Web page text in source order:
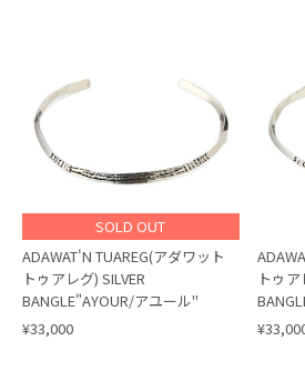
SOLD OUT
ADAWAT'N TUAREG(アダワット
トゥアレグ) SILVER
BANGLE"AYOUR/アユール"
¥33,000
トゥア